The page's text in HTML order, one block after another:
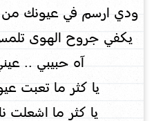
ودي ارسم في عيونك من
يكفي جروح الهوى
آه حبيبي ..
يا كثر ما تعبت
يا كثر ما اشعلت